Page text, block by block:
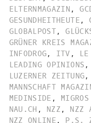
ELTERNMAGAZIN ,
GESUNDHEITHEUTE ,
GLOBALPOST,
GRÜNER KREIS
INFODROG, ITV ,
LEADING OPINIONS ,
LUZERNER ZEITUNG,
MANNSCHAFT
MEDINSIDE ,
NAU.CH , NZZ , NZZ
NZZ ONLINE , P.S.